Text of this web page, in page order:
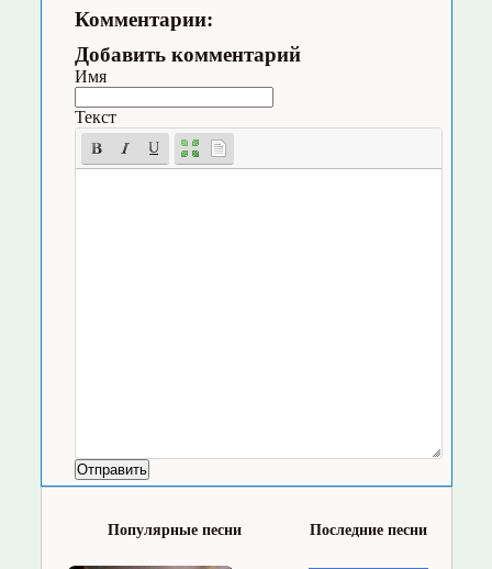
Комментарии:
Добавить комментарий
Имя
Текст
Популярные песни Последние песни